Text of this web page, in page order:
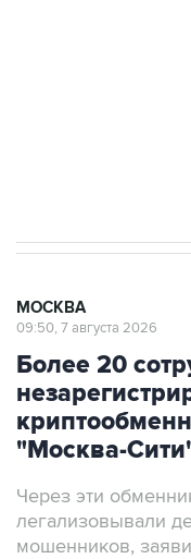
МОСКВА
09:50, 7 августа 2026
Более 20
"Москва-
Через эти
легализовывали
мошенников,